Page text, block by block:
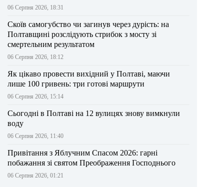
06 Серпня 2026, 18:31
Скоїв самогубство чи загинув через дурість: на
Полтавщині розслідують стрибок з мосту зі
смертельним результатом
06 Серпня 2026, 18:12
Як цікаво провести вихідний у Полтаві, маючи
лише 100 гривень: три готові маршрути
06 Серпня 2026, 15:14
Сьогодні в Полтаві на 12 вулицях знову вимкнули
воду
06 Серпня 2026, 11:40
Привітання з Яблучним Спасом 2026: гарні
побажання зі святом Преображення Господнього
06 Серпня 2026, 01:21